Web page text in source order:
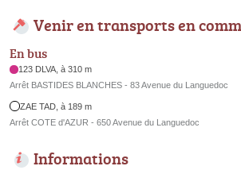
Venir en transports en
En bus
123 DLVA, à 310 m
Arrêt BASTIDES BLANCHES - 83 Avenue du Languedoc
ZAE TAD, à 189 m
Arrêt COTE d'AZUR - 650 Avenue du Languedoc
Informations